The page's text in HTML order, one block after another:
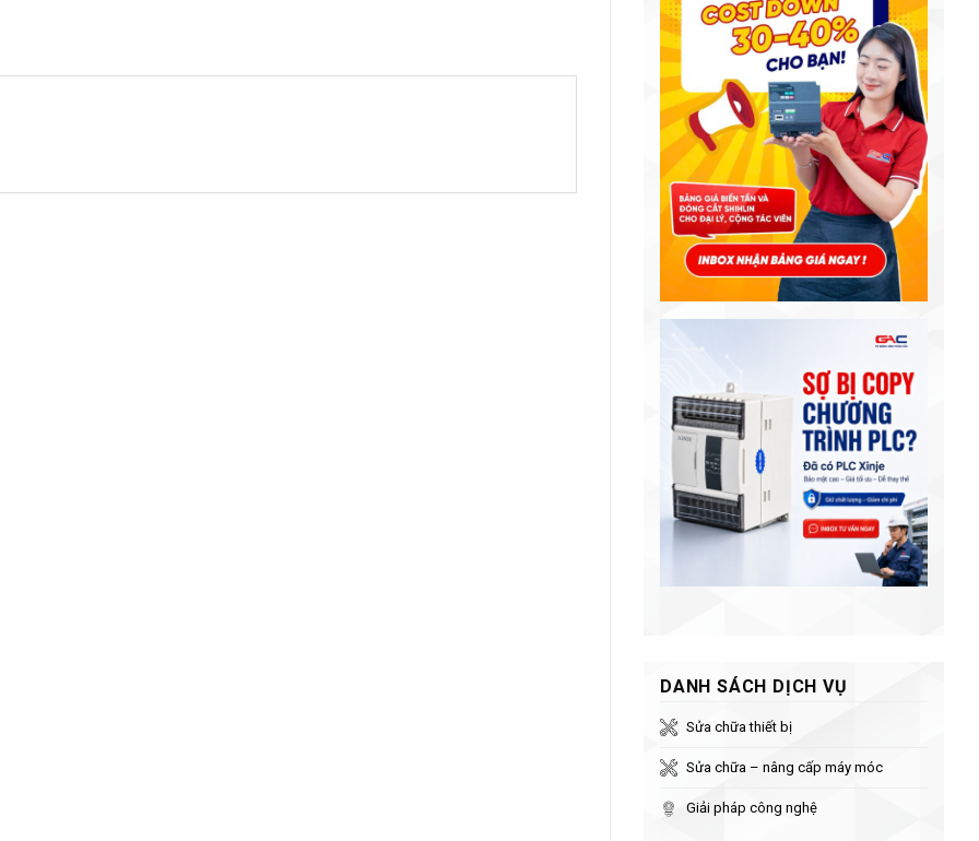
DANH SÁCH DỊCH VỤ
Sửa chữa thiết bị
Sửa chữa – nâng cấp máy móc
Giải pháp công nghệ